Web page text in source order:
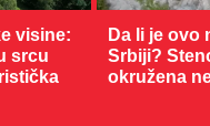
visine:
srcu
Da li je ovo
Srbiji?
okružena